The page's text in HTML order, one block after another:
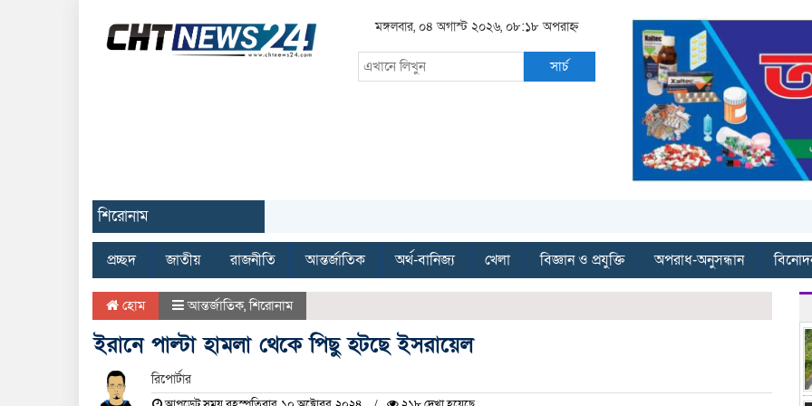
মঙ্গলবার, ০৪ অগাস্ট ২০২৬, ০৮:১৮ অপরাহ্ন
সার্চ
শিরোনাম
প্রচ্ছদ জাতীয় রাজনীতি আন্তর্জাতিক অর্থ-বানিজ্য খেলা বিজ্ঞান ও প্রযুক্তি অপরাধ-অনুসন্ধান
হোম আন্তর্জাতিক,শিরোনাম
ইরানে পাল্টা হামলা থেকে পিছু হটছে ইসরায়েল
রিপোর্টার